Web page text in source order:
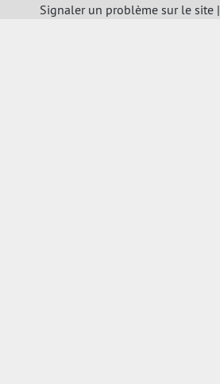
Signaler un problème sur le site|